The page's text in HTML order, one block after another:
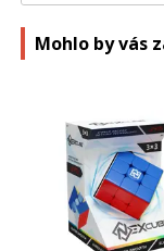
Mohlo by vás